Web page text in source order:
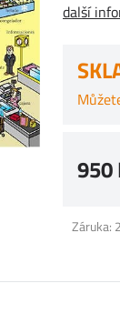
další
950
Záruka: